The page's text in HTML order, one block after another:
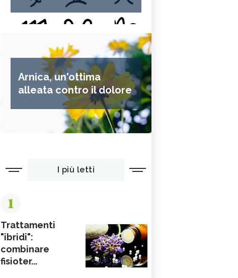
Arnica, un'ottima
alleata contro il dolore
I più letti
1
Trattamenti
"ibridi":
combinare
fisioter...